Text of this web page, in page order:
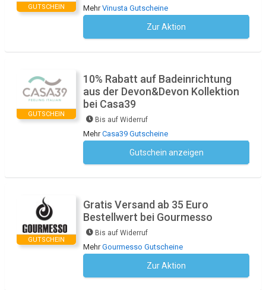
GUTSCHEIN MehrVinusta Gutscheine
Zur Aktion
GUTSCHEIN
10% Rabatt auf Badeinrichtung
aus der Devon&Devon Kollektion
bei Casa39
Bis auf Widerruf
MehrCasa39 Gutscheine
Gutschein anzeigen
GUTSCHEIN
Gratis Versand ab 35 Euro
Bestellwert bei Gourmesso
Bis auf Widerruf
MehrGourmesso Gutscheine
Zur Aktion